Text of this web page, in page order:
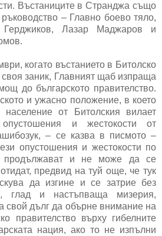
Въстаниците в Странджа също
– Главно боево тяло,
Лазар Маджаров и
когато въстанието в Битолско
заник, Главният щаб изпраща
до българското правителство.
и ужасно положение, в което
население от Битолския вилает
и жестокости от
– се казва в писмото –
опустошения и жестокости по
продължават и не може да се
предвид на туй още, че тук
да изгине и се затрие без
глад и настъпваща мизерия,
свой дълг да обърне внимание на
правителство върху гибелните
нация, ако то не изпълни